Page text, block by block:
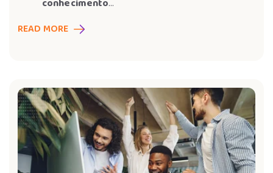
conhecimento...
READ MORE